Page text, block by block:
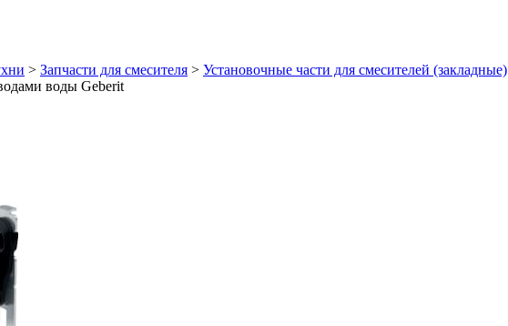
> Запчасти для смесителя > Установочные части для смесителей (закладные)
воды Geberit